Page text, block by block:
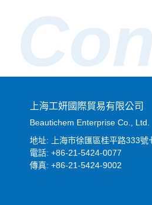
上海工妍國際貿易有限公司
Beautichem Enterprise Co., Ltd.
地址: 上海市徐匯區桂平路333號
電話: +86-21-5424-0077
傳真: +86-21-5424-9002